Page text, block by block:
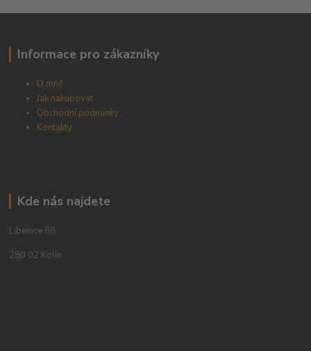
Informace pro zákazníky
O mně
Jak nakupovat
Obchodní podmínky
Kontakty
Kde nás najdete
Libenice 88
280 02 Kolín